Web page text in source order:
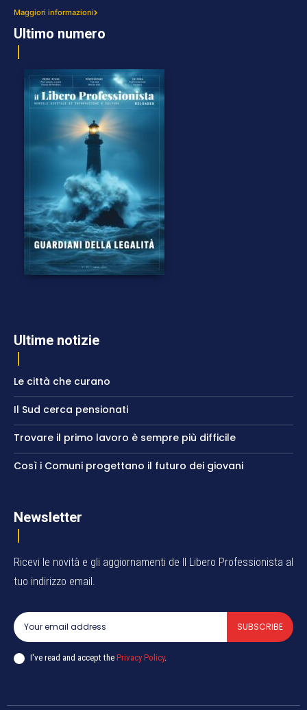
Maggiori informazioni
Ultimo numero
Ultime notizie
Le città che curano
Il Sud cerca pensionati
Trovare il primo lavoro è sempre più difficile
Così i Comuni progettano il futuro dei giovani
Newsletter
Ricevi le novità e gli aggiornamenti de Il Libero Professionista al
tuo indirizzo email.
SUBSCRIBE
I've read and accept the Privacy Policy.